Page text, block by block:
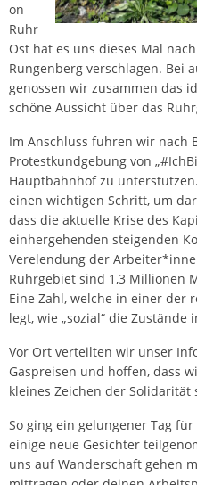
on
Ruhr
Ost hat es uns dieses Mal
Rungenberg verschlagen. Bei
genossen wir zusammen das
schöne Aussicht über das
Im Anschluss fuhren wir nach
Protestkundgebung von
Hauptbahnhof zu
einen wichtigen Schritt, um
dass die aktuelle Krise des
einhergehenden steigenden
Verelendung der
Ruhrgebiet sind 1,3 Millionen
Eine Zahl, welche in einer der
legt, wie „sozial“ die
Vor Ort verteilten wir unser
Gaspreisen und hoffen, dass
kleines Zeichen der Solidarität
So ging ein gelungener Tag
einige neue Gesichter
uns auf Wanderschaft gehen